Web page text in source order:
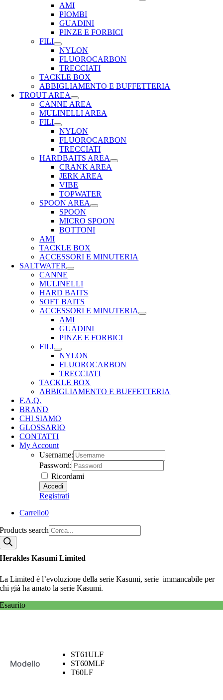
AMI
PIOMBI
GUADINI
PINZE E FORBICI
FILI
NYLON
FLUOROCARBON
TRECCIATI
TACKLE BOX
ABBIGLIAMENTO E BUFFETTERIA
TROUT AREA
CANNE AREA
MULINELLI AREA
FILI
NYLON
FLUOROCARBON
TRECCIATI
HARDBAITS AREA
CRANK AREA
JERK AREA
VIBE
TOPWATER
SPOON AREA
SPOON
MICRO SPOON
BOTTONI
AMI
TACKLE BOX
ACCESSORI E MINUTERIA
SALTWATER
CANNE
MULINELLI
HARD BAITS
SOFT BAITS
ACCESSORI E MINUTERIA
AMI
GUADINI
PINZE E FORBICI
FILI
NYLON
FLUOROCARBON
TRECCIATI
TACKLE BOX
ABBIGLIAMENTO E BUFFETTERIA
F.A.Q.
BRAND
CHI SIAMO
GLOSSARIO
CONTATTI
My Account
Username:
Password:
Ricordami
Registrati
Carrello0
Products search
Herakles Kasumi Limited
La Limited è l’evoluzione della serie Kasumi, serie immancabile per
chi già ha amato la serie Kasumi.
Esaurito
Modello
ST61ULF
ST60MLF
T60LF